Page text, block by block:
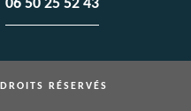
06 50 25 52 43
RÉSERVÉS